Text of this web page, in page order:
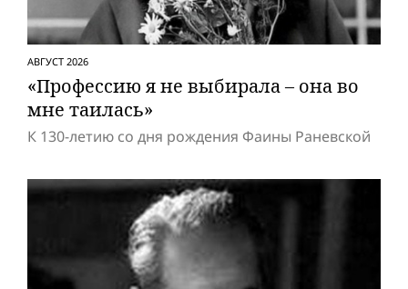
АВГУСТ 2026
«Профессию я не выбирала – она во
мне таилась»
К 130-летию со дня рождения Фаины Раневской